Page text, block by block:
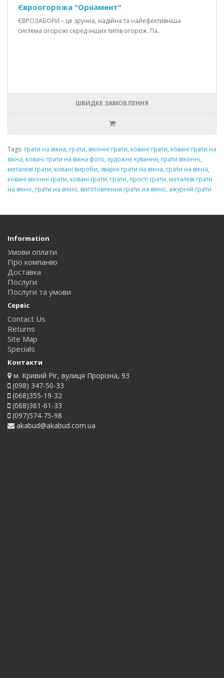
Євроогорожа "Орнамент"
ЄВРОЗАБОРИ – це зручна, надійна та найефективніша
система огорожі серед інших типів огорож. Па..
ШВИДКЕ ЗАМОВЛЕННЯ
Tags: грати на вікна, грати, віконні грати, ковані грати, ковані грати на
вікна, ковані грати на вікна фото, художнє кування, грати віконні,
металеві грати, ковані вироби, зварні грати на вікна, грати на вікна,
ковані віконні грати, ковані грати, грати, прості грати, металеві грати
на вікно, грати на вікно, виготовлення грати на вікно, ажурній грати
Information
Умови оплати
Про компанію
Доставка
Послуги
Послуги та умови
Сервіс
Contact Us
Returns
Site Map
Specials
Контакти
м. Кривий Ріг, вулиця Прорізна, 93
(098) 347-50-33
(068)355-19-32
(068)361-61-33
(097)574-75-98
akabud@akabud.com.ua